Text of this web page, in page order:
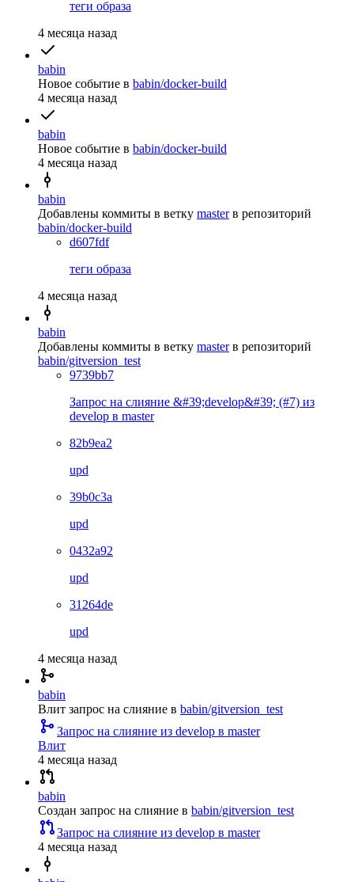
теги образа
4 месяца назад
babin
Новое событие в babin/docker-build
4 месяца назад
babin
Новое событие в babin/docker-build
4 месяца назад
babin
Добавлены коммиты в ветку master в репозиторий
babin/docker-build
d607fdf
теги образа
4 месяца назад
babin
Добавлены коммиты в ветку master в репозиторий
babin/gitversion_test
9739bb7
Запрос на слияние &#39;develop&#39; (#7) из
develop в master
82b9ea2
upd
39b0c3a
upd
0432a92
upd
31264de
upd
4 месяца назад
babin
Влит запрос на слияние в babin/gitversion_test
Запрос на слияние из develop в master
Влит
4 месяца назад
babin
Создан запрос на слияние в babin/gitversion_test
Запрос на слияние из develop в master
4 месяца назад